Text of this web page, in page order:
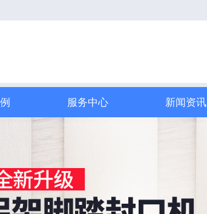
服务中心 新闻资讯